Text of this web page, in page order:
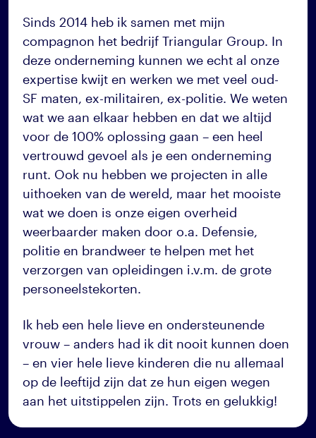
Sinds 2014 heb ik samen met mijn
compagnon het bedrijf Triangular Group. In
deze onderneming kunnen we echt al onze
expertise kwijt en werken we met veel oud-
SF maten, ex-militairen, ex-politie. We weten
wat we aan elkaar hebben en dat we altijd
voor de 100% oplossing gaan – een heel
vertrouwd gevoel als je een onderneming
runt. Ook nu hebben we projecten in alle
uithoeken van de wereld, maar het mooiste
wat we doen is onze eigen overheid
weerbaarder maken door o.a. Defensie,
politie en brandweer te helpen met het
verzorgen van opleidingen i.v.m. de grote
personeelstekorten.
Ik heb een hele lieve en ondersteunende
vrouw – anders had ik dit nooit kunnen doen
– en vier hele lieve kinderen die nu allemaal
op de leeftijd zijn dat ze hun eigen wegen
aan het uitstippelen zijn. Trots en gelukkig!